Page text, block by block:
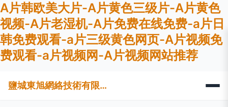
A片韩欧美大片-A片黄色三级片-A片黄色
视频-A片老湿机-A片免费在线免费-a片日
韩免费观看-a片三级黄色网页-A片视频免
费观看-a片视频网-A片视频网站推荐
鹽城東旭網絡技術有限公司